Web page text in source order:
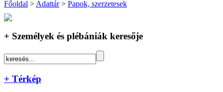
Főoldal > Adattár> Papok, szerzetesek
+ Személyek és plébániák keresője
+ Térkép